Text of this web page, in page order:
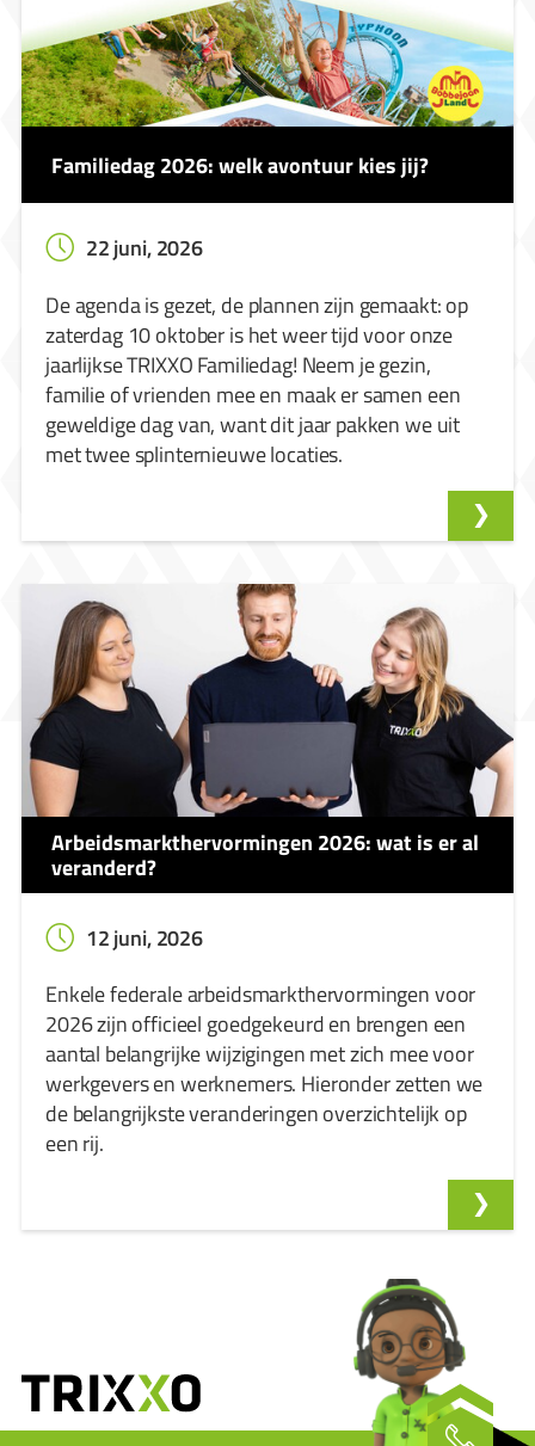
Familiedag 2026: welk avontuur kies jij?
22 juni, 2026
De agenda is gezet, de plannen zijn gemaakt: op
zaterdag 10 oktober is het weer tijd voor onze
jaarlijkse TRIXXO Familiedag! Neem je gezin,
familie of vrienden mee en maak er samen een
geweldige dag van, want dit jaar pakken we uit
met twee splinternieuwe locaties.
Arbeidsmarkthervormingen 2026: wat is er al
veranderd?
12 juni, 2026
Enkele federale arbeidsmarkthervormingen voor
2026 zijn officieel goedgekeurd en brengen een
aantal belangrijke wijzigingen met zich mee voor
werkgevers en werknemers. Hieronder zetten we
de belangrijkste veranderingen overzichtelijk op
een rij.